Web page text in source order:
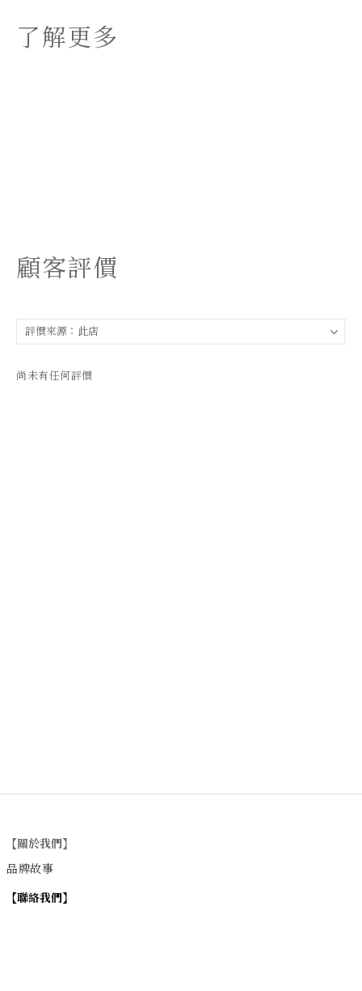
了解更多
顧客評價
尚未有任何評價
【關於我們】
品牌故事
【聯絡我們】